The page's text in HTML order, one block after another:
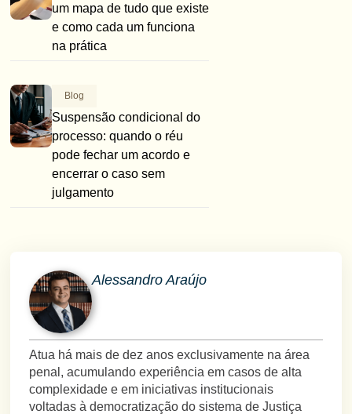
um mapa de tudo que existe
e como cada um funciona
na prática
Blog
Suspensão condicional do
processo: quando o réu
pode fechar um acordo e
encerrar o caso sem
julgamento
Alessandro Araújo
Atua há mais de dez anos exclusivamente na área
penal, acumulando experiência em casos de alta
complexidade e em iniciativas institucionais
voltadas à democratização do sistema de Justiça